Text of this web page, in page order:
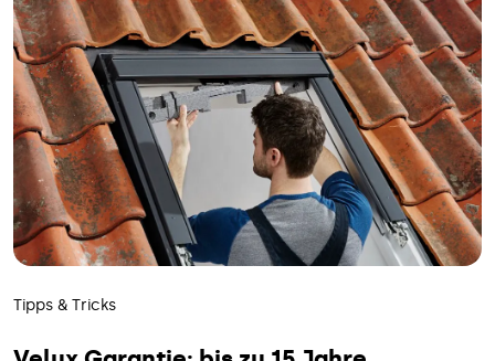
Tipps & Tricks